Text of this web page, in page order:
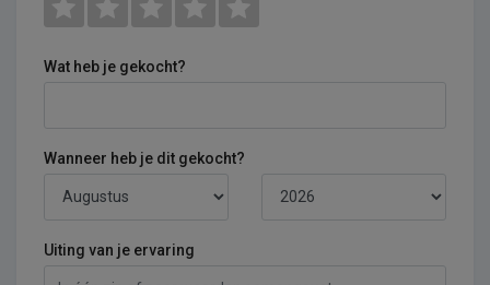
Wat heb je gekocht?
Wanneer heb je dit gekocht?
Uiting van je ervaring